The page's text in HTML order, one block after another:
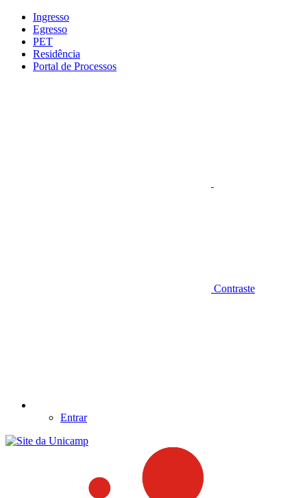
Conteúdo principal
Ingresso
Egresso
PET
Residência
Portal de Processos
Contraste
Entrar